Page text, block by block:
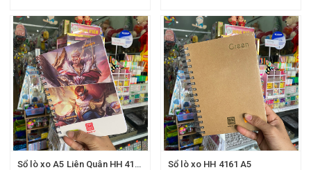
Sổ lò xo A5 Liên Quân HH 4171 Sổ lò xo HH 4161 A5